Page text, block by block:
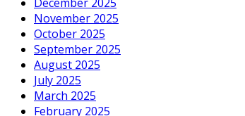
November 2025
October 2025
September 2025
August 2025
July 2025
March 2025
February 2025